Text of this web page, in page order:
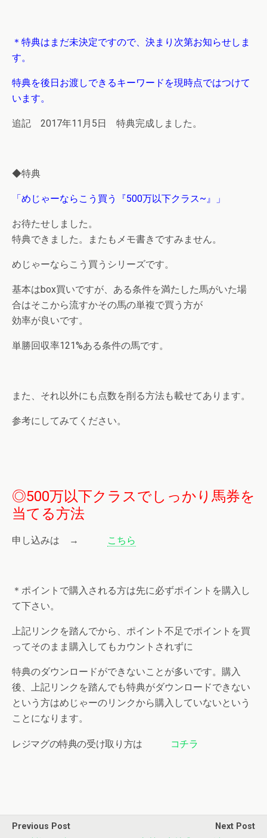
＊特典はまだ未決定ですので、決まり次第お知らせしま
す。
特典を後日お渡しできるキーワードを現時点ではつけて
います。
追記 2017年11月5日 特典完成しました。
◆特典
「めじゃーならこう買う『500万以下クラス~』」
お待たせしました。
特典できました。またもメモ書きですみません。
めじゃーならこう買うシリーズです。
基本はbox買いですが、ある条件を満たした馬がいた場
合はそこから流すかその馬の単複で買う方が
効率が良いです。
単勝回収率121%ある条件の馬です。
また、それ以外にも点数を削る方法も載せてあります。
参考にしてみてください。
◎500万以下クラスでしっかり馬券を
当てる方法
申し込みは → こちら
＊ポイントで購入される方は先に必ずポイントを購入し
て下さい。
上記リンクを踏んでから、ポイント不足でポイントを買
ってそのまま購入してもカウントされずに
特典のダウンロードができないことが多いです。購入
後、上記リンクを踏んでも特典がダウンロードできない
という方はめじゃーのリンクから購入していないという
ことになります。
レジマグの特典の受け取り方は コチラ
Previous Post
Next Post